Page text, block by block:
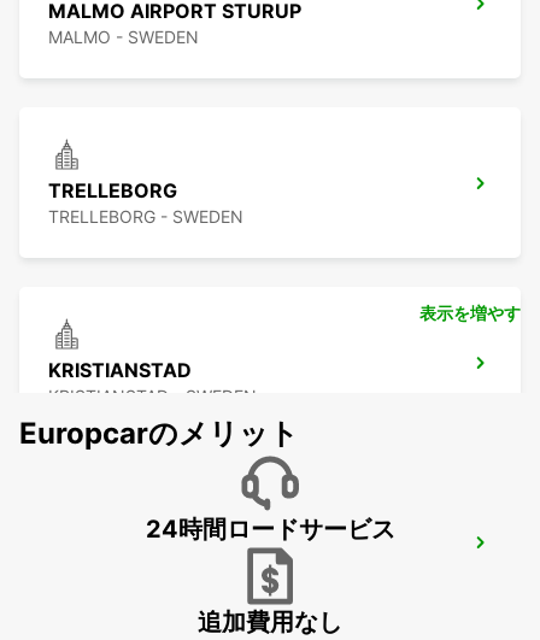
MALMO AIRPORT STURUP
MALMO - SWEDEN
TRELLEBORG
TRELLEBORG - SWEDEN
KRISTIANSTAD
KRISTIANSTAD - SWEDEN
BERGEN AUF RUEGEN
BERGEN / RUEGEN - GERMANY
表示を増やす
Europcarのメリット
24時間ロードサービス
追加費用なし